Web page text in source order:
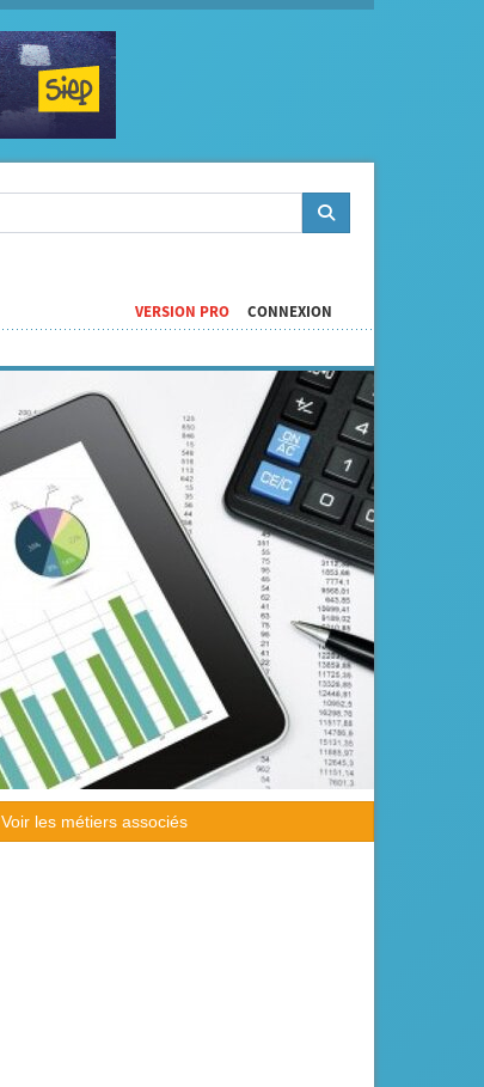
CONNEXION
VERSION PRO
Voir les métiers associés